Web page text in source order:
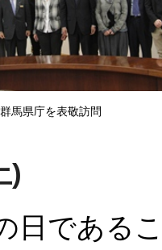
群馬県庁を表敬訪問
土)
日である